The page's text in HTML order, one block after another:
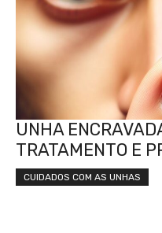
UNHA
TRATAMENTO E
CUIDADOS COM AS UNHAS